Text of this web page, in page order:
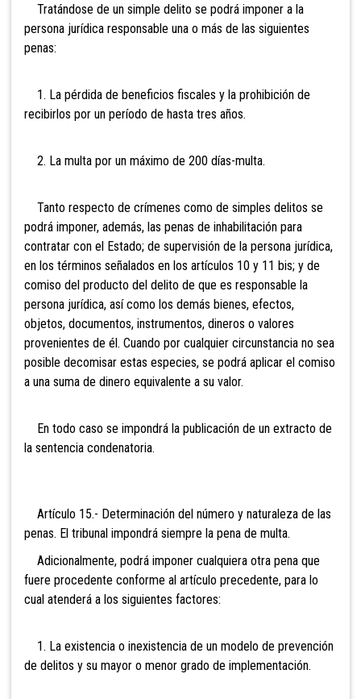
Tratándose de un simple delito se podrá imponer a la
persona jurídica responsable una o más de las siguientes
penas:
1. La pérdida de beneficios fiscales y la prohibición de
recibirlos por un período de hasta tres años.
2. La multa por un máximo de 200 días-multa.
Tanto respecto de crímenes como de simples delitos se
podrá imponer, además, las penas de inhabilitación para
contratar con el Estado; de supervisión de la persona jurídica,
en los términos señalados en los artículos 10 y 11 bis; y de
comiso del producto del delito de que es responsable la
persona jurídica, así como los demás bienes, efectos,
objetos, documentos, instrumentos, dineros o valores
provenientes de él. Cuando por cualquier circunstancia no sea
posible decomisar estas especies, se podrá aplicar el comiso
a una suma de dinero equivalente a su valor.
En todo caso se impondrá la publicación de un extracto de
la sentencia condenatoria.
Artículo 15.- Determinación del número y naturaleza de las
penas. El tribunal impondrá siempre la pena de multa.
Adicionalmente, podrá imponer cualquiera otra pena que
fuere procedente conforme al artículo precedente, para lo
cual atenderá a los siguientes factores:
1. La existencia o inexistencia de un modelo de prevención
de delitos y su mayor o menor grado de implementación.